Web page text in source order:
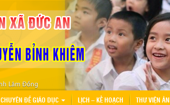
CHUYÊN ĐỀ GIÁO DỤC LỊCH – KẾ HOẠCH THƯ VIỆN